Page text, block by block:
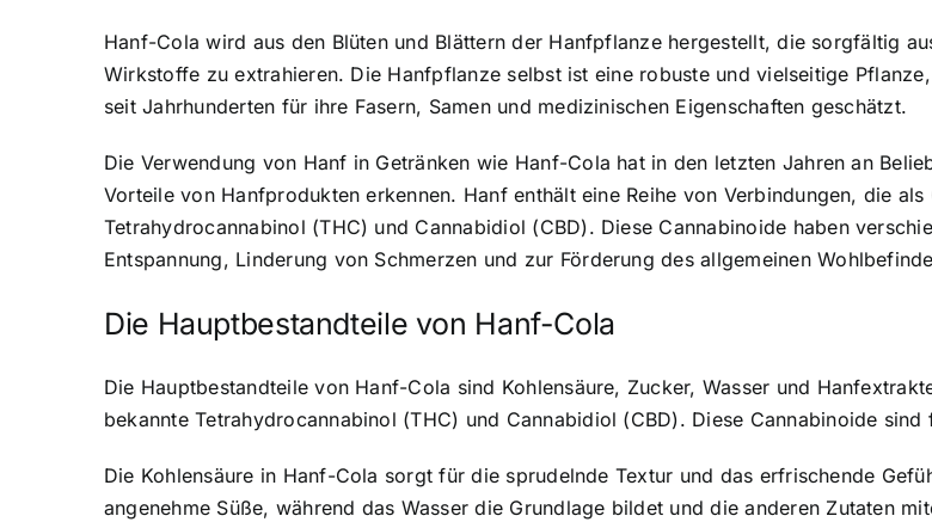
Hanf-Cola wird aus den Blüten und Blättern der Hanfpflanze hergestellt, die sorgfältig
Wirkstoffe zu extrahieren. Die Hanfpflanze selbst ist eine robuste und vielseitige
seit Jahrhunderten für ihre Fasern, Samen und medizinischen Eigenschaften geschätzt.
Die Verwendung von Hanf in Getränken wie Hanf-Cola hat in den letzten Jahren an
Vorteile von Hanfprodukten erkennen. Hanf enthält eine Reihe von Verbindungen, die
Tetrahydrocannabinol (THC) und Cannabidiol (CBD). Diese Cannabinoide haben
Entspannung, Linderung von Schmerzen und zur Förderung des allgemeinen
Die Hauptbestandteile von Hanf-Cola
Die Hauptbestandteile von Hanf-Cola sind Kohlensäure, Zucker, Wasser und
bekannte Tetrahydrocannabinol (THC) und Cannabidiol (CBD). Diese Cannabinoide
Die Kohlensäure in Hanf-Cola sorgt für die sprudelnde Textur und das erfrischende
angenehme Süße, während das Wasser die Grundlage bildet und die anderen Zutaten